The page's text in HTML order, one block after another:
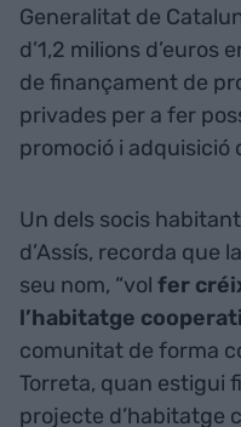
Generalitat de
d’1,2 milions d’euros
de finançament de
privades per a fer
promoció i adquisició
Un dels socis
d’Assís, recorda que
seu nom, “vol fer
l’habitatge
comunitat de forma
Torreta, quan estigui
projecte d’habitatge